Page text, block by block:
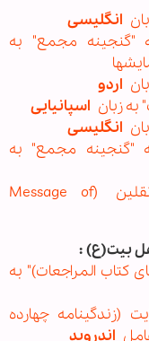
انگلیسی
شماه های 84 و 85 مجله "گنجینه مجمع" به
اردو
اسپانیایی
انگلیسی
شماره های 86 و 87 مجله "گنجینه مجمع" به
ــ انتشار شماره 68 مجله‌ "پیام ثقلین (Message of
بیت(ع) :
کتاب المراجعات)" به
(زندگینامه چهارده
اندروید